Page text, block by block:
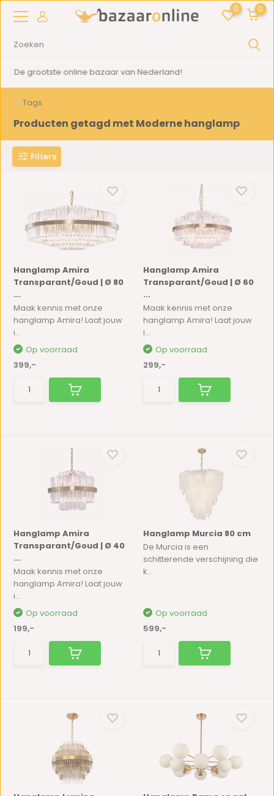
0 0
2000m2showroom in Woerden
Tags
Producten getagd met Moderne hanglamp
Filters
Hanglamp Amira
Transparant/Goud | Ø 80
...
Maak kennis met onze
hanglamp Amira! Laat jouw
i...
Op voorraad
399,-
Hanglamp Amira
Transparant/Goud | Ø 60
...
Maak kennis met onze
hanglamp Amira! Laat jouw
i...
Op voorraad
299,-
Hanglamp Amira
Transparant/Goud | Ø 40
...
Maak kennis met onze
hanglamp Amira! Laat jouw
i...
Op voorraad
199,-
Hanglamp Murcia 80 cm
De Murcia is een
schitterende verschijning die
k...
Op voorraad
599,-